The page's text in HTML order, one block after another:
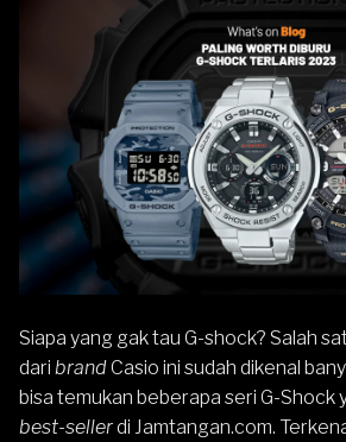
Siapa yang gak tau G-shock? Salah
dari brandCasio ini sudah dikenal
bisa temukan beberapa seri G-Shock
best-sellerdi Jamtangan.com.